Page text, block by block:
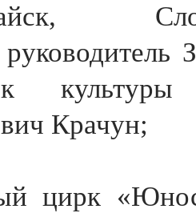
культуры
Крачун;
цирк